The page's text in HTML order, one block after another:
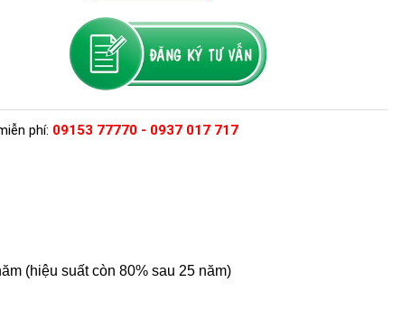
phí: 09153 77770 - 0937 017 717
(hiệu suất còn 80% sau 25 năm)